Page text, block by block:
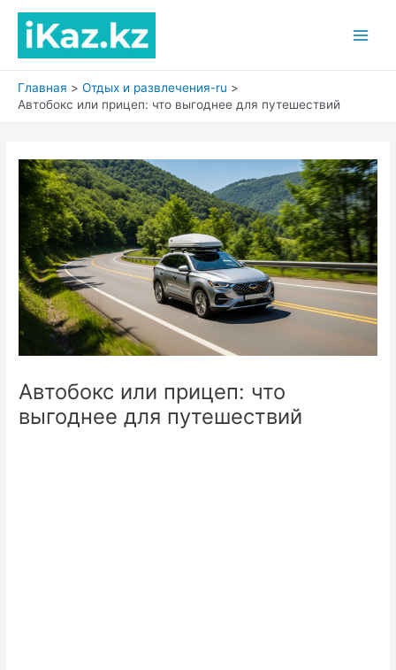
содержимому
Главная
Отдых и развлечения-ru
Автобокс или прицеп: что выгоднее для путешествий
Автобокс или прицеп: что
выгоднее для путешествий